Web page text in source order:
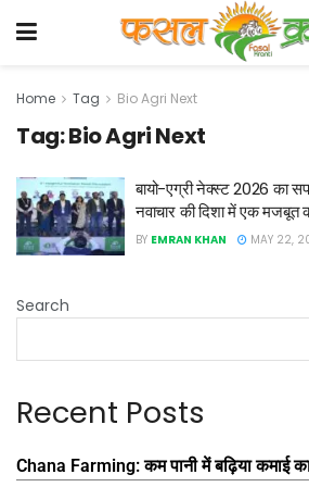
Home Tag Bio Agri Next
Tag:Bio Agri Next
बायो-एग्री नेक्स्ट 2026 का
नवाचार की दिशा में एक मजबूत
BY EMRAN KHAN MAY 22,
Search
Recent Posts
Chana Farming: कम पानी में बढ़िया कमाई